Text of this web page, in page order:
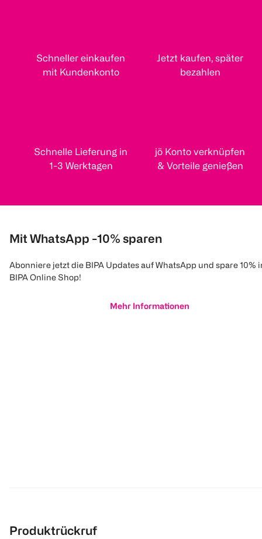
Schneller einkaufen
mit Kundenkonto
Jetzt kaufen, später
bezahlen
Schnelle Lieferung in
1-3 Werktagen
jö Konto verknüpfen
& Vorteile genießen
Mit WhatsApp -10% sparen
Abonniere jetzt die BIPA Updates auf WhatsApp und spare 10%
BIPA Online Shop!
Mehr Informationen
Produktrückruf